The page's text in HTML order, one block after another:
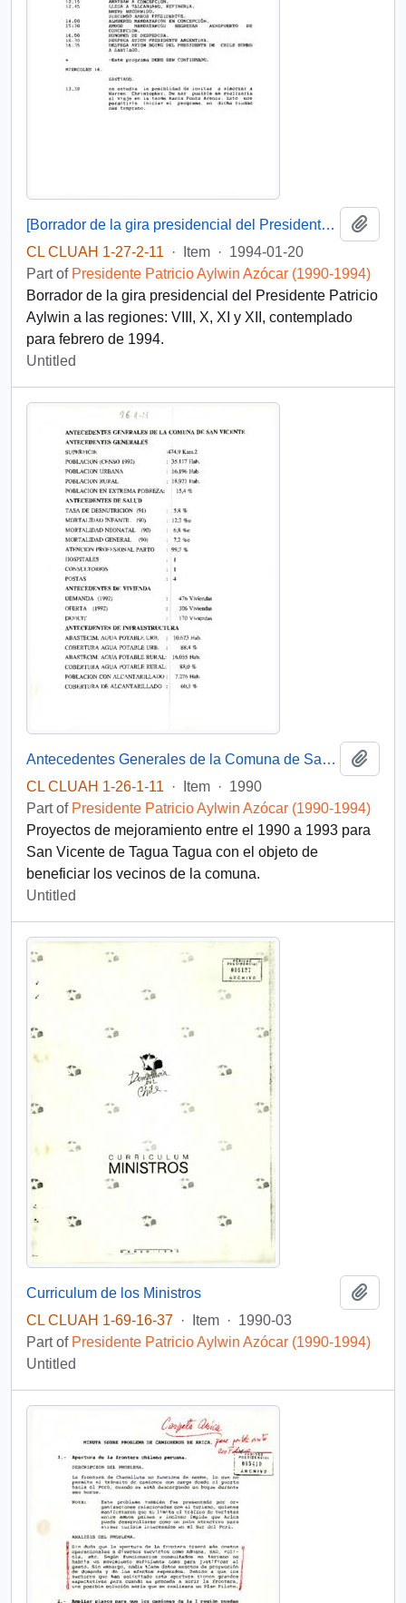
[Borrador de la gira presidencial del Presidente Patricio Aylwin al Extremo Sur de Chile]
CL CLUAH 1-27-2-11
· Item · 1994-01-20
Part of Presidente Patricio Aylwin Azócar (1990-1994)
Borrador de la gira presidencial del Presidente Patricio
Aylwin a las regiones: VIII, X, XI y XII, contemplado
para febrero de 1994.
Untitled
Antecedentes Generales de la Comuna de San Vicente
CL CLUAH 1-26-1-11
· Item · 1990
Part of Presidente Patricio Aylwin Azócar (1990-1994)
Proyectos de mejoramiento entre el 1990 a 1993 para
San Vicente de Tagua Tagua con el objeto de
beneficiar los vecinos de la comuna.
Untitled
Curriculum de los Ministros
CL CLUAH 1-69-16-37 · Item · 1990-03
Part of Presidente Patricio Aylwin Azócar (1990-1994)
Untitled